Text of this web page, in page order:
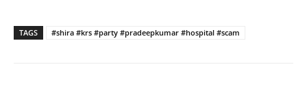
TAGS #shira #krs #party #pradeepkumar #hospital #scam